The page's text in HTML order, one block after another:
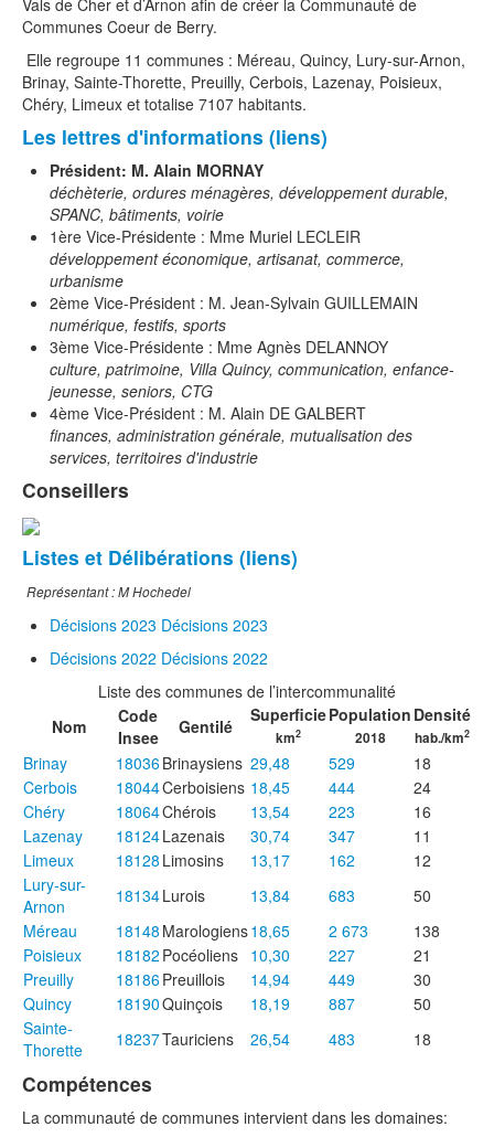
Vals de Cher et d’Arnon afin de créer la Communauté de
Communes Coeur de Berry.
Elle regroupe 11 communes : Méreau, Quincy, Lury-sur-Arnon,
Brinay, Sainte-Thorette, Preuilly, Cerbois, Lazenay, Poisieux,
Chéry, Limeux et totalise 7107 habitants.
Les lettres d'informations (liens)
Président: M. Alain MORNAY
déchèterie, ordures ménagères, développement durable,
SPANC, bâtiments, voirie
1ère Vice-Présidente : Mme Muriel LECLEIR
développement économique, artisanat, commerce,
urbanisme
2ème Vice-Président : M. Jean-Sylvain GUILLEMAIN
numérique, festifs, sports
3ème Vice-Présidente : Mme Agnès DELANNOY
culture, patrimoine, Villa Quincy, communication, enfance-
jeunesse, seniors, CTG
4ème Vice-Président : M. Alain DE GALBERT
finances, administration générale, mutualisation des
services, territoires d'industrie
Conseillers
Listes et Délibérations (liens)
Représentant : M Hochedel
Décisions 2023 Décisions 2023
Décisions 2022 Décisions 2022
Liste des communes de l’intercommunalité
Nom
Code
Insee
Gentilé
Superficie
km2
Population
2018
Densité
hab./km2
Brinay 18036Brinaysiens 29,48 529
18
Cerbois
18044Cerboisiens 18,45 444
24
Chéry
18064Chérois 13,54 223
16
Lazenay
18124Lazenais 30,74 347
11
Limeux
18128 Limosins 13,17 162
12
Lury-sur-
Arnon
18134Lurois 13,84 683
50
Méreau
18148 Marologiens18,65 2 673
138
Poisieux
18182 Pocéoliens 10,30 227
21
Preuilly
18186Preuillois 14,94 449
30
Quincy
18190Quinçois 18,19 887
50
Sainte-
Thorette
18237Tauriciens 26,54 483 18
Compétences
La communauté de communes intervient dans les domaines: